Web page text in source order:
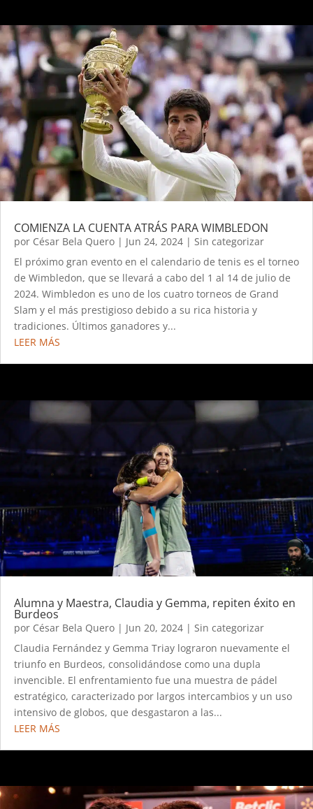
COMIENZA LA CUENTA ATRÁS PARA WIMBLEDON
por César Bela Quero | Jun 24, 2024 | Sin categorizar
El próximo gran evento en el calendario de tenis es el torneo
de Wimbledon, que se llevará a cabo del 1 al 14 de julio de
2024. Wimbledon es uno de los cuatro torneos de Grand
Slam y el más prestigioso debido a su rica historia y
tradiciones. Últimos ganadores y...
LEER MÁS
Alumna y Maestra, Claudia y Gemma, repiten éxito en
Burdeos
por César Bela Quero | Jun 20, 2024 | Sin categorizar
Claudia Fernández y Gemma Triay lograron nuevamente el
triunfo en Burdeos, consolidándose como una dupla
invencible. El enfrentamiento fue una muestra de pádel
estratégico, caracterizado por largos intercambios y un uso
intensivo de globos, que desgastaron a las...
LEER MÁS